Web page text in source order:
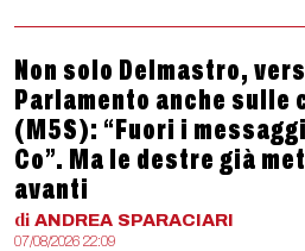
Non solo Delmastro,
Parlamento anche sulle
(M5S): “Fuori i
Co”. Ma le destre già
avanti
di ANDREA SPARACIARI
07/08/2026 22:09